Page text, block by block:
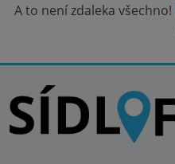
A to není zdaleka všechno!